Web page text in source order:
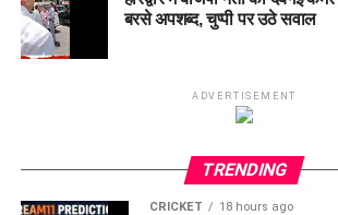
बरसे अपशब्द, चुप्पी पर उठे सवाल
ADVERTISEMENT
TRENDING
CRICKET 18 hours ago